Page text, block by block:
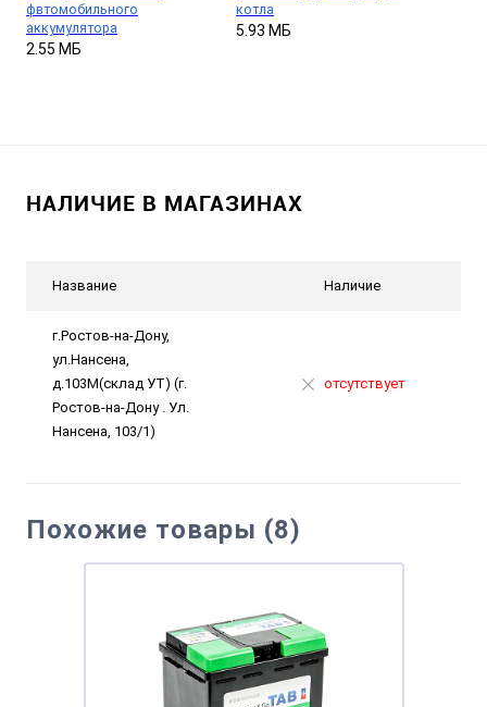
фвтомобильного
аккумулятора
2.55 МБ
котла
5.93 МБ
НАЛИЧИЕ В МАГАЗИНАХ
Название Наличие
г.Ростов-на-Дону,
ул.Нансена,
д.103М(склад УТ) (г.
Ростов-на-Дону . Ул.
Нансена, 103/1)
отсутствует
Похожие товары (8)